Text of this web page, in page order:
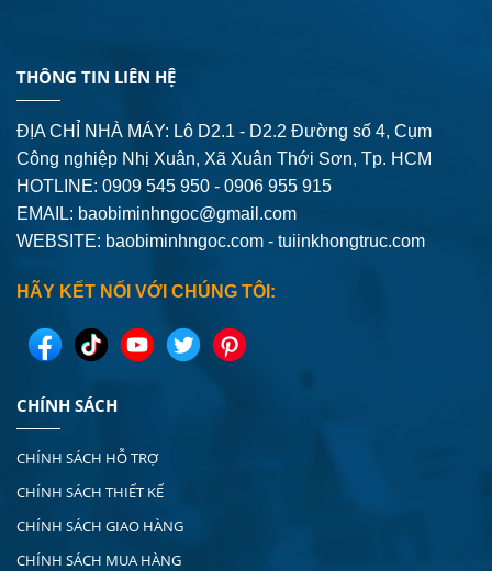
THÔNG TIN LIÊN HỆ
ĐỊA CHỈ NHÀ MÁY: Lô D2.1 - D2.2 Đường số 4, Cụm
Công nghiệp Nhị Xuân, Xã Xuân Thới Sơn, Tp. HCM
HOTLINE: 0909 545 950 - 0906 955 915
EMAIL: baobiminhngoc@gmail.com
WEBSITE: baobiminhngoc.com - tuiinkhongtruc.com
HÃY KẾT NỐI VỚI CHÚNG TÔI:
CHÍNH SÁCH
CHÍNH SÁCH HỖ TRỢ
CHÍNH SÁCH THIẾT KẾ
CHÍNH SÁCH GIAO HÀNG
CHÍNH SÁCH MUA HÀNG